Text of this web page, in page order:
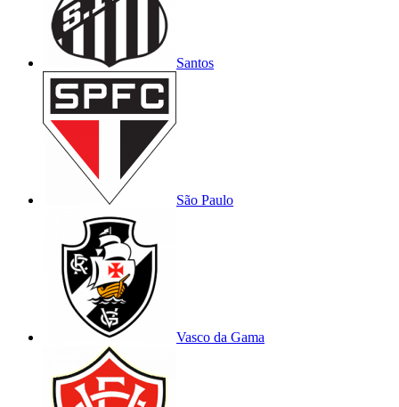
Santos
São Paulo
Vasco da Gama